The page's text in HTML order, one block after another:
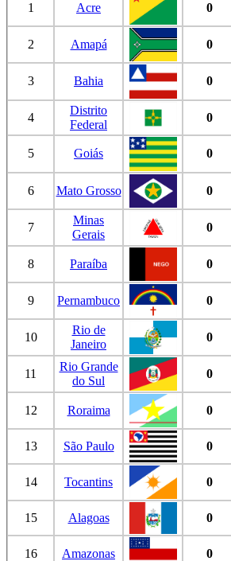
1 Acre 0
2 Amapá 0
3 Bahia 0
4
Distrito
Federal
0
5 Goiás 0
6 Mato Grosso 0
7
Minas
Gerais
0
8 Paraíba 0
9 Pernambuco 0
10
Rio de
Janeiro
0
11
Rio Grande
do Sul
0
12 Roraima 0
13 São Paulo 0
14 Tocantins 0
15 Alagoas 0
16 Amazonas 0